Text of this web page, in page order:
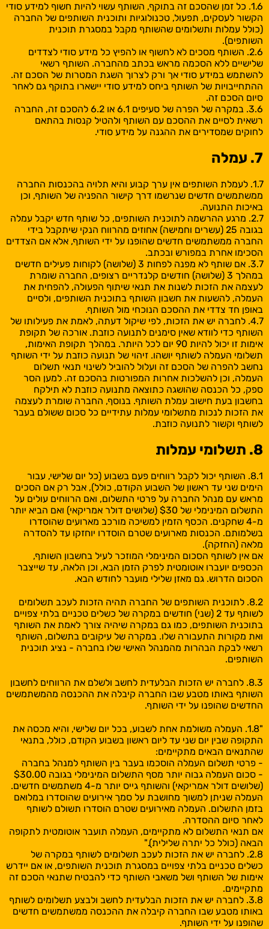
1.6. כל זמן שהסכם זה בתוקף, השותף עשוי להיות חשוף למידע סודי
הקשור לעסקים, תפעול, טכנולוגיות ותוכנית השותפים של החברה
(כולל עמלות ותשלומים שהשותף מקבל במסגרת תוכנית
השותפים).
2.6. השותף מסכים לא לחשוף או להפיץ כל מידע סודי לצדדים
שלישיים ללא הסכמה מראש בכתב מהחברה. השותף רשאי
להשתמש במידע סודי אך ורק לצרוך השגת המטרות של הסכם זה.
ההתחייבויות של השותף ביחס למידע סודי יישארו בתוקף גם לאחר
סיום הסכם זה.
3.6. במקרה של הפרה של סעיפים 6.1 או 6.2 להסכם זה, החברה
רשאית לסיים את ההסכם עם השותף ולהטיל קנסות בהתאם
לחוקים שמסדירים את ההגנה על מידע סודי.
7. עמלה
1.7. לעמלת השותפים אין ערך קבוע והיא תלויה בהכנסות החברה
ממשתמשים חדשים שנרשמו דרך קישור ההפניה של השותף, וכן
באיכות התנועה.
2.7. מרגע ההרשמה לתוכנית השותפים, כל שותף חדש יקבל עמלה
בגובה 25 (עשרים וחמישה) אחוזים מהרווח הנקי שיתקבל בידי
החברה ממשתמשים חדשים שהופנו על ידי השותף, אלא אם הצדדים
הסכימו אחרת במפורש ובכתב.
3.7. אם שותף לא מפנה לפחות 3 (שלושה) לקוחות פעילים חדשים
במהלך 3 (שלושה) חודשים קלנדריים רצופים, החברה שומרת
לעצמה את הזכות לשנות את תנאי שיתוף הפעולה, להפחית את
העמלה, להשעות את חשבון השותף בתוכנית השותפים, ולסיים
באופן חד צדדי את ההסכם הנוכחי מול השותף.
4.7. לחברה יש את הזכות, לפי שיקול דעתה, לאמת את פעילותו של
השותף כדי לוודא שאין סימנים לתנועה כוזבת. אורכה של תקופת
אימות זו יכול להיות 90 יום לכל היותר. במהלך תקופת האימות,
תשלומי העמלה לשותף יושהו. זיהוי של תנועה כוזבת על ידי השותף
נחשב להפרה של הסכם זה ועלול להוביל לשינוי תנאי תשלום
העמלה, וכן להשלכות אחרות המפורטות בהסכם זה. למען הסר
ספק, כל הכנסה שהושגה כתוצאה מתנועה כוזבת לא תילקח
בחשבון בעת ​​חישוב עמלת השותף. בנוסף, החברה שומרת לעצמה
את הזכות לנכות מתשלומי עמלות עתידיים כל סכום ששולם בעבר
לשותף וקשור לתנועה כוזבת.
8. תשלומי עמלות
8.1. השותף יכול לקבל רווחים פעם בשבוע (כל יום שלישי, עבור
הימים שני עד ראשון של השבוע הקודם, כולל), אבל רק אם הסכים
מראש עם מנהל החברה על פרטי התשלום, ואם הרווחים עולים על
התשלום המינימלי של $30 (שלושים דולר אמריקאי) ואם הביא יותר
מ-4 שחקנים. הכסף הזמין למשיכה מורכב מארועים שהוסדרו
בשלמותם. הכנסות מארועים שטרם הוסדרו יוחזקו עד להסדרה
מלאה (החזקה).
אם אין לשותף הסכום המינימלי המוזכר לעיל בחשבון השותף,
הכספים יועברו אוטומטית לפרק הזמן הבא, וכן הלאה, עד שייצבר
הסכום הדרוש. גם מאזן שלילי מועבר לחודש הבא.
8.2. לתוכנית השותפים של החברה תהיה הזכות לעכב תשלומים
לשותף עד 2 (שני) חודשים במקרה של כשלים טכניים בלתי צפויים
בתוכנית השותפים, כמו גם במקרה שיהיה צורך לאמת את השותף
ואת מקורות התעבורה שלו. במקרה של עיקובים בתשלום, השותף
רשאי לבקת הבהרות מהמנהל האישי שלו בחברה - נציג תוכנית
השותפים.
8.3. לחברה יש הזכות הבלעדית לחשב ולשלם את הרווחים לחשבון
השותף באותו מטבע שבו החברה קיבלה את ההכנסה מהמשתמשים
החדשים שהופנו על ידי השותף.
"1.8. העמלה משולמת אחת לשבוע, בכל יום שלישי, והיא מכסה את
התקופה שבין יום שני עד ליום ראשון בשבוע הקודם, כולל, בתנאי
שהתנאים הבאים מתקיימים:
- פרטי תשלום העמלה הוסכמו בעבר בין השותף למנהל בחברה
- סכום העמלה גבוה יותר מסף התשלום המינימלי בגובה $30.00
(שלושים דולר אמריקאי) והשותף גייס יותר מ-4 משתמשים חדשים.
העמלה שניתן למשוך מחושבת על סמך אירועים שהוסדרו במלואם
בזמן התשלום. העמלה מאירועים שטרם הוסדרו תשולם לשותף
לאחר סיום ההסדרה.
אם תנאי התשלום לא מתקיימים, העמלה תועבר אוטומטית לתקופה
הבאה (כולל כל יתרה שלילית)."
2.8. לחברה יש את הזכות לעכב תשלומים לשותף במקרה של
כשלים טכניים בלתי צפויים במסגרת תוכנית השותפים, או אם יידרש
אימות של השותף ושל משאבי השותף כדי להבטיח שתנאי הסכם זה
מתקיימים.
3.8. לחברה יש את הזכות הבלעדית לחשב ולבצע תשלומים לשותף
באותו מטבע שבו החברה קיבלה את ההכנסה ממשתמשים חדשים
שהופנו על ידי השותף.